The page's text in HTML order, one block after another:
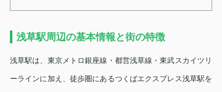
浅草駅周辺の基本情報と街の特徴
浅草駅は、東京メトロ銀座線・都営浅草線・東武スカイツリ
ーラインに加え、徒歩圏にあるつくばエクスプレス浅草駅を